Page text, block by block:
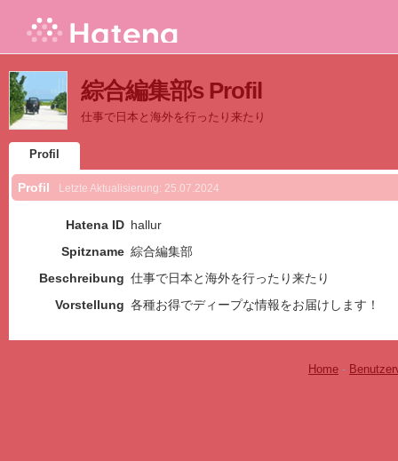
綜合編集部s Profil
仕事で日本と海外を行ったり来たり
Profil
Profil Letzte Aktualisierung: 25.07.2024
Hatena ID hallur
Spitzname 綜合編集部
Beschreibung 仕事で日本と海外を行ったり来たり
Vorstellung 各種お得でディープな情報をお届けします！
Home -